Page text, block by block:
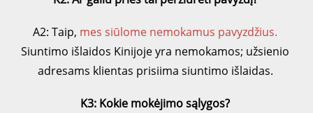
A2: Taip,
Siuntimo išlaidos Kinijoje yra nemokamos; užsienio
adresams klientas prisiima siuntimo išlaidas.
K3: Kokie mokėjimo sąlygos?